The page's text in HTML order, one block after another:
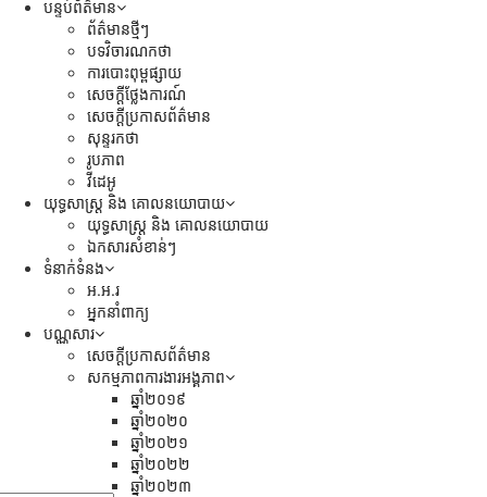
បន្ទប់ព័ត៌មាន
ព័ត៌មានថ្មីៗ
បទវិចារណកថា
ការបោះពុម្ពផ្សាយ
សេចក្តីថ្លែងការណ៍
សេចក្ដីប្រកាសព័ត៌មាន
សុន្ទរកថា
រូបភាព
វីដេអូ
យុទ្ធសាស្រ្ត និង គោលនយោបាយ
យុទ្ធសាស្រ្ត និង គោលនយោបាយ
ឯកសារសំខាន់ៗ
ទំនាក់ទំនង
អ.អ.រ
អ្នកនាំពាក្យ
បណ្ណសារ
សេចក្តីប្រកាសព័ត៌មាន
សកម្មភាពការងារអង្គភាព
ឆ្នាំ២០១៩
ឆ្នាំ២០២០
ឆ្នាំ២០២១
ឆ្នាំ២០២២
ឆ្នាំ២០២៣